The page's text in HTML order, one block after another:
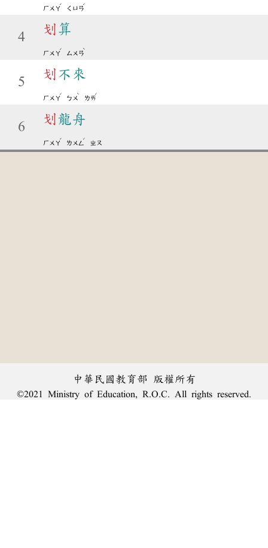
ㄏㄨㄚ
ˊ
ㄑㄩㄢ
ˊ
4
划 算
ㄏㄨㄚ
ˊ
ㄙㄨㄢ
ˋ
5
划 不來
ㄏㄨㄚ
ˊ
ㄅㄨ
ˋ
ㄌㄞ
ˊ
6
划龍舟
ㄏㄨㄚ
ˊ
ㄌㄨㄥ
ˊ
ㄓㄡ
中華民國教育部 版權所有
©2021 Ministry of Education, R.O.C. All rights reserved.